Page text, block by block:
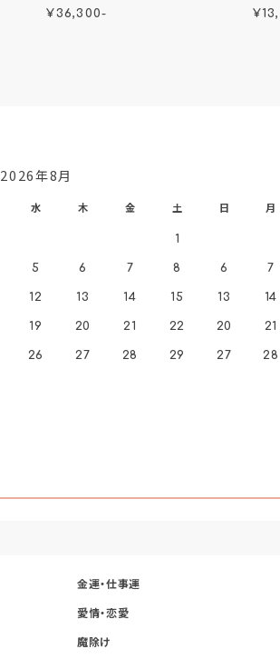
¥36,300-
2026年8月
水 木 金 土
1
5 6 7 8
12 13 14 15
19 20 21 22
26 27 28 29
日 月
6 7
13 14
20 21
27 28
金運・仕事運
愛情・恋愛
魔除け